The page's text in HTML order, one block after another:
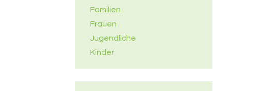
Familien
Frauen
Jugendliche
Kinder